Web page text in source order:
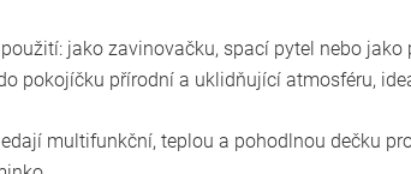
jako zavinovačku, spací pytel nebo
pokojíčku přírodní a uklidňující atmosféru,
multifunkční, teplou a pohodlnou dečku